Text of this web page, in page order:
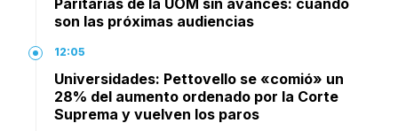
Paritarias de la UOM sin avances: cuándo
son las próximas audiencias
12:05
Universidades: Pettovello se «comió» un
28% del aumento ordenado por la Corte
Suprema y vuelven los paros